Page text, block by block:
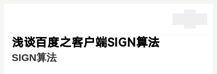
浅谈百度之客户端SIGN算法
SIGN算法